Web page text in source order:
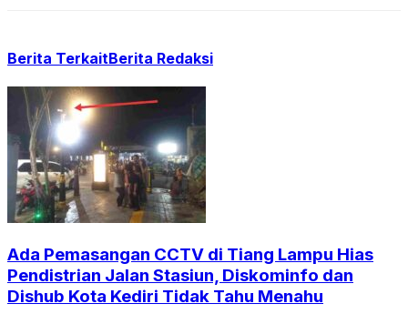
Berita TerkaitBerita Redaksi
Ada Pemasangan CCTV di Tiang Lampu Hias
Pendistrian Jalan Stasiun, Diskominfo dan
Dishub Kota Kediri Tidak Tahu Menahu